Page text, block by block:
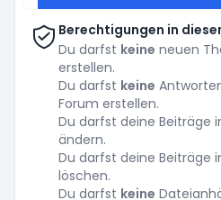
Berechtigungen in
Du darfst keine neuen
erstellen.
Du darfst keine
Forum erstellen.
Du darfst deine Beiträge
ändern.
Du darfst deine Beiträge
löschen.
Du darfst keine